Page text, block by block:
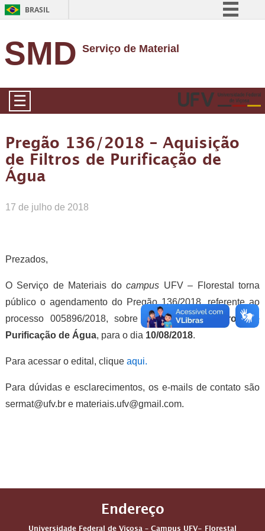
BRASIL
Comunica BR
Acesso à informação
Legislação
SMD Serviço de Material
☰
Pregão 136/2018 – Aquisição
de Filtros de Purificação de
Água
17 de julho de 2018
Prezados,
O Serviço de Materiais docampus UFV – Florestal torna
público o agendamento do Pregão 136/2018, referente ao
processo 005896/2018, sobre
Aquisição de Filtros de
Purificação de Água, para o dia 10/08/2018.
Para acessar o edital, clique aqui.
Para dúvidas e esclarecimentos, os e-mails de contato são
sermat@ufv.br e materiais.ufv@gmail.com.
Endereço